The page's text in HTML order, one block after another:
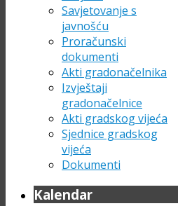
Savjetovanje s
javnošću
Proračunski
dokumenti
Akti gradonačelnika
Izvještaji
gradonačelnice
Akti gradskog vijeća
Sjednice gradskog
vijeća
Dokumenti
Kalendar